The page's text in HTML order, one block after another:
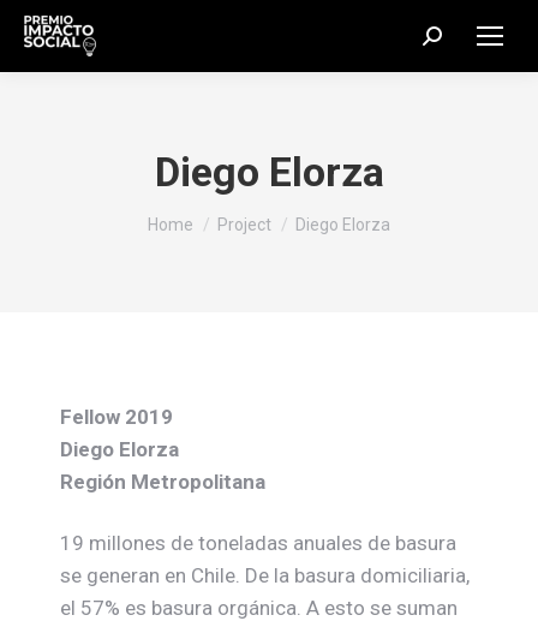
Search:
Diego Elorza
You are here:
Home Project Diego Elorza
Fellow 2019
Diego Elorza
Región Metropolitana
19 millones de toneladas anuales de basura
se generan en Chile. De la basura domiciliaria,
el 57% es basura orgánica. A esto se suman